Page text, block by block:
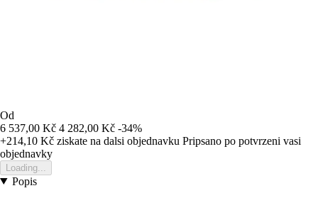
Od
6 537,00 Kč 4 282,00 Kč -34%
+214,10 Kč ziskate na dalsi objednavku Pripsano po potvrzeni vasi
objednavky
Loading...
Popis